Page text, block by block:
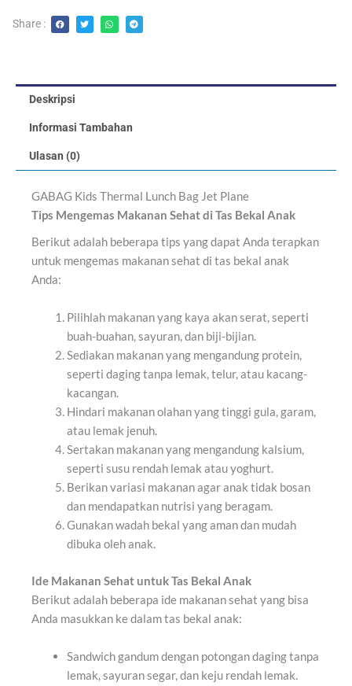
out
of
Share :
Deskripsi
Informasi Tambahan
Ulasan (0)
GABAG Kids Thermal Lunch Bag Jet Plane
Tips Mengemas Makanan Sehat di Tas Bekal Anak
Berikut adalah beberapa tips yang dapat Anda terapkan
untuk mengemas makanan sehat di tas bekal anak
Anda:
Pilihlah makanan yang kaya akan serat, seperti
buah-buahan, sayuran, dan biji-bijian.
Sediakan makanan yang mengandung protein,
seperti daging tanpa lemak, telur, atau kacang-
kacangan.
Hindari makanan olahan yang tinggi gula, garam,
atau lemak jenuh.
Sertakan makanan yang mengandung kalsium,
seperti susu rendah lemak atau yoghurt.
Berikan variasi makanan agar anak tidak bosan
dan mendapatkan nutrisi yang beragam.
Gunakan wadah bekal yang aman dan mudah
dibuka oleh anak.
Ide Makanan Sehat untuk Tas Bekal Anak
Berikut adalah beberapa ide makanan sehat yang bisa
Anda masukkan ke dalam tas bekal anak:
Sandwich gandum dengan potongan daging tanpa
lemak, sayuran segar, dan keju rendah lemak.